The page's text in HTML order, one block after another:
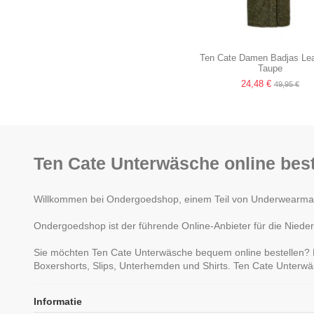
Ten Cate Damen Badjas
Taupe
24,48 €49,95 €
Ten Cate Unterwäsche online
Willkommen bei Ondergoedshop, einem Teil von
Ondergoedshop ist der führende Online-Anbieter für die
Sie möchten Ten Cate Unterwäsche bequem online
Boxershorts, Slips, Unterhemden und Shirts. Ten Cate
Informatie